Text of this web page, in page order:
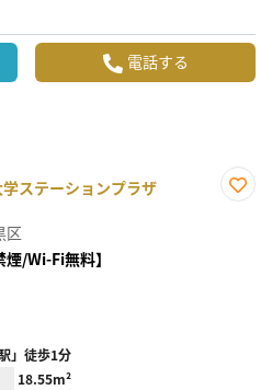
電話する
ステーションプラザ
区
煙/Wi-Fi無料】
」徒歩1分
18.55m²